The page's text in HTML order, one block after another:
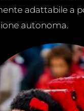
adattabile a
autonoma.